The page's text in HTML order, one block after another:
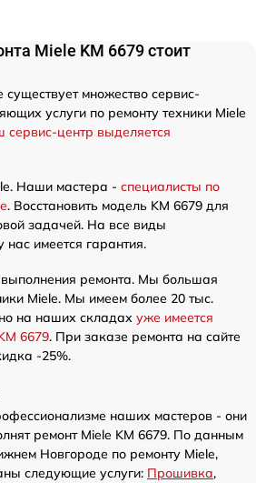
Miele KM 6679 стоит
множество сервис-
услуги по ремонту техники Miele
сервис-центр выделяется
Наши мастера - специалисты по
. Восстановить модель KM 6679 для
задачей. На все виды
имеется гарантия.
ремонта. Мы большая
Miele. Мы имеем более 20 тыс.
на наших складах уже имеется
6679. При заказе ремонта на сайте
-25%.
наших мастеров - они
ремонт Miele KM 6679. По данным
Новгороде по ремонту Miele,
следующие услуги: Прошивка,